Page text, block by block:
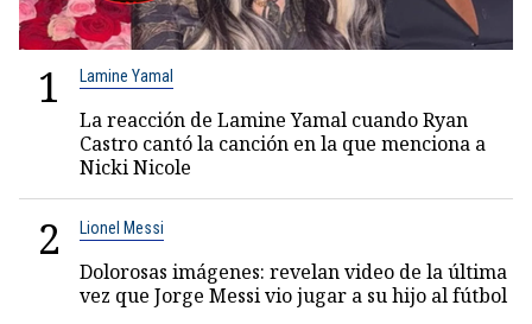
1 Lamine Yamal
La reacción de Lamine Yamal cuando Ryan
Castro cantó la canción en la que menciona a
Nicki Nicole
2 Lionel Messi
Dolorosas imágenes: revelan video de la última
vez que Jorge Messi vio jugar a su hijo al fútbol